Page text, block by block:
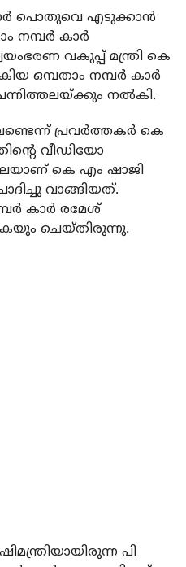
പൊതുവെ എടുക്കാന്‍
നമ്പര്‍ കാര്‍
വകുപ്പ് മന്ത്രി കെ
ഒമ്പതാം നമ്പര്‍ കാര്‍
നല്‍കി.
പ്രവര്‍ത്തകര്‍ കെ
വീഡിയോ
കെ എം ഷാജി
വാങ്ങിയത്.
കാര്‍ രമേശ്
ചെയ്തിരുന്നു.
പി